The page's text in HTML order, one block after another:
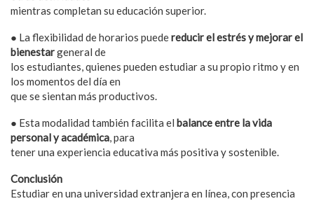
mientras completan su educación superior.
● La flexibilidad de horarios puedereducir el estrés y mejorar el
bienestargeneral de
los estudiantes, quienes pueden estudiar a su propio ritmo y en
los momentos del día en
que se sientan más productivos.
● Esta modalidad también facilita el balance entre la vida
personal y académica, para
tener una experiencia educativa más positiva y sostenible.
Conclusión
Estudiar en una universidad extranjera en línea, con presencia